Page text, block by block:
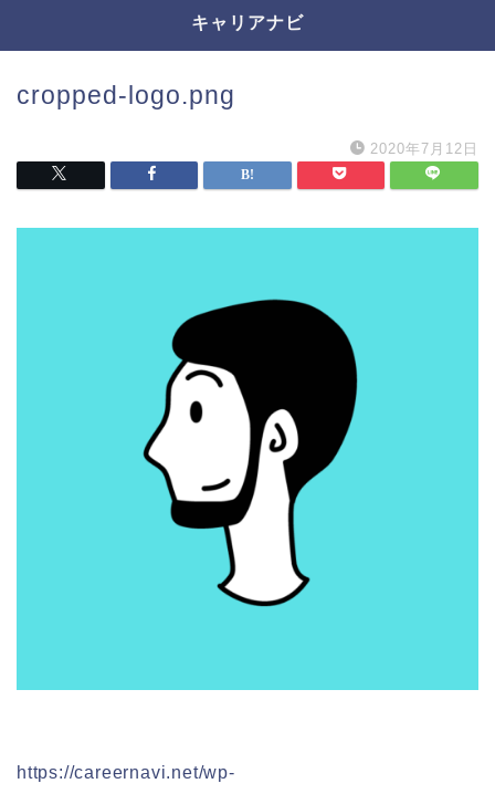
キャリアナビ
cropped-logo.png
2020年7月12日
https://careernavi.net/wp-